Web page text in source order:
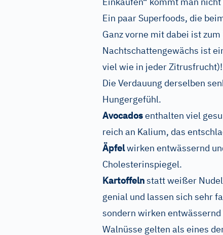
Ein paar Superfoods, die
Ganz vorne mit dabei ist
Nachtschattengewächs ist
viel wie in jeder
Die Verdauung derselben
Hungergefühl.
Avocadosenthalten viel
reich an Kalium, das
Äpfelwirken entwässernd
Cholesterinspiegel.
Kartoffelnstatt weißer
genial und lassen sich sehr
sondern wirken
Walnüsse gelten als eines